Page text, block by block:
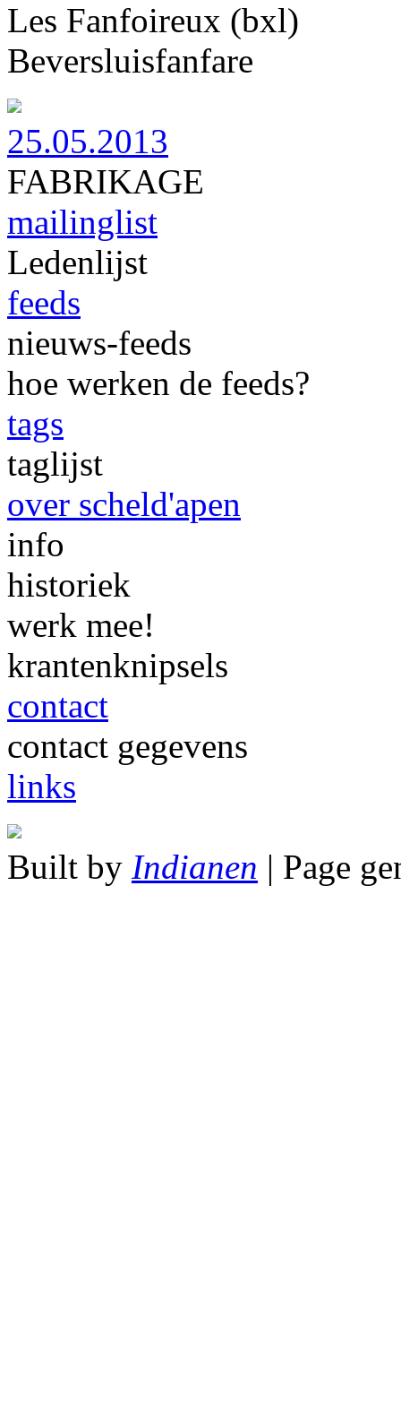
Les Fanfoireux (bxl)
Beversluisfanfare
25.05.2013
FABRIKAGE
mailinglist
Ledenlijst
feeds
nieuws-feeds
hoe werken de feeds?
tags
taglijst
over scheld'apen
info
historiek
werk mee!
krantenknipsels
contact
contact gegevens
links
Built by Indianen | Page